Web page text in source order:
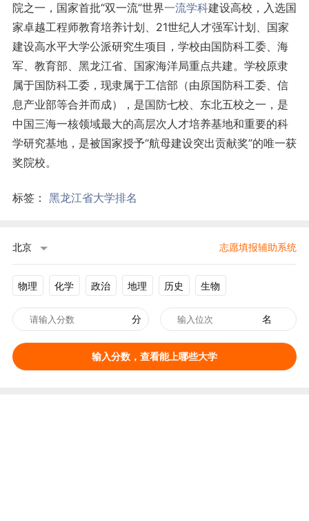
院之一，国家首批“双一流”世界一流学科建设高校，入选国
家卓越工程师教育培养计划、21世纪人才强军计划、国家
建设高水平大学公派研究生项目，学校由国防科工委、海
军、教育部、黑龙江省、国家海洋局重点共建。学校原隶
属于国防科工委，现隶属于工信部（由原国防科工委、信
息产业部等合并而成），是国防七校、东北五校之一，是
中国三海一核领域最大的高层次人才培养基地和重要的科
学研究基地，是被国家授予“航母建设突出贡献奖”的唯一获
奖院校。
标签： 黑龙江省大学排名
北京 志愿填报辅助系统
物理 化学 政治 地理 历史 生物
分 名
输入分数，查看能上哪些大学